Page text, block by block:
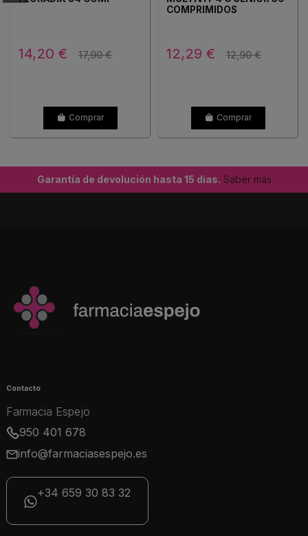
14,20 € 17,90 €
Comprar
COMPRIMIDOS
12,29 € 12,90 €
Comprar
Garantía de devolución hasta 15 días. Saber más
Contacto
Farmacia Espejo
950 401 678
info@farmaciasespejo.es
+34 659 30 83 32